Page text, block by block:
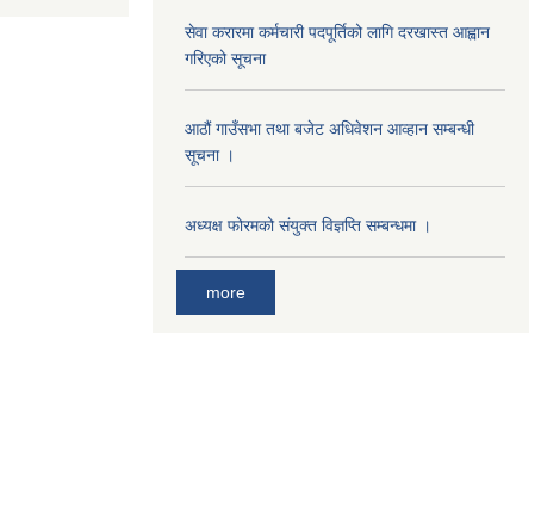
सेवा करारमा कर्मचारी पदपूर्तिको लागि दरखास्त आह्वान
गरिएको सूचना
आठौं गाउँसभा तथा बजेट अधिवेशन आव्हान सम्बन्धी
सूचना ।
अध्यक्ष फोरमको संयुक्त विज्ञप्ति सम्बन्धमा ।
more